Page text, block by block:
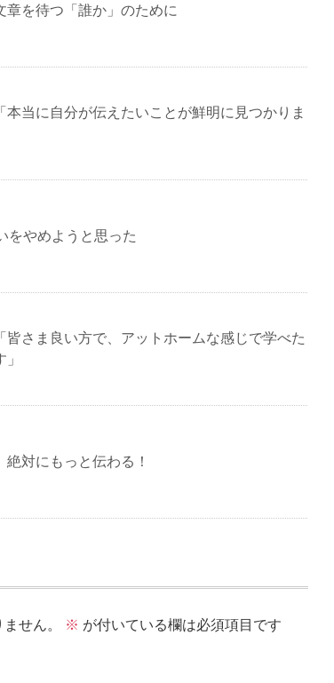
章を待つ「誰か」のために
本当に自分が伝えたいことが鮮明に見つかりま
をやめようと思った
皆さま良い方で、アットホームな感じで学べた
対にもっと伝わる！
せん。 ※ が付いている欄は必須項目です